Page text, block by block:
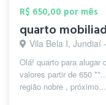
R$ 650,00 por mês
quarto
Vila Bela I, Jundiaí
Olá! quarto para alugar
valores partir de 650
região nobre , próximo...